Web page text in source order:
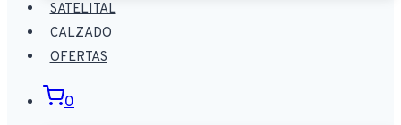
SATELITAL
CALZADO
OFERTAS
0